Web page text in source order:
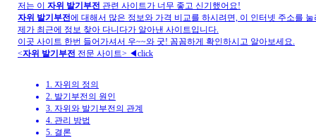
저는 이 자위 발기부전 관련 사이트가 너무 좋고 신기했어요!
자위 발기부전에 대해서 많은 정보와 가격 비교를 하시려면, 이 인터넷 주소를
제가 최근에 정보 찾아 다니다가 알아낸 사이트입니다.
이곳 사이트 한번 들어가셔서 우~~와 굿! 꼼꼼하게 확인하시고 알아보세요.
<자위 발기부전 전문 사이트> ◀click
1. 자위의 정의
2. 발기부전의 원인
3. 자위와 발기부전의 관계
4. 관리 방법
5. 결론